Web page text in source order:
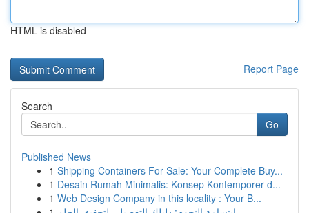
HTML is disabled
Report Page
Search
Go
Published News
1 Shipping Containers For Sale: Your Complete Buy...
1 Desain Rumah Minimalis: Konsep Kontemporer d...
1 Web Design Company in this locality : Your B...